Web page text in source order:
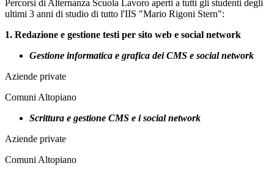
Percorsi di Alternanza Scuola Lavoro aperti a tutti gli studenti degli
ultimi 3 anni di studio di tutto l'IIS "Mario Rigoni Stern":
1. Redazione e gestione testi per sito web e social network
Gestione informatica e grafica dei CMS e social network
Aziende private
Comuni Altopiano
Scrittura e gestione CMS e i social network
Aziende private
Comuni Altopiano